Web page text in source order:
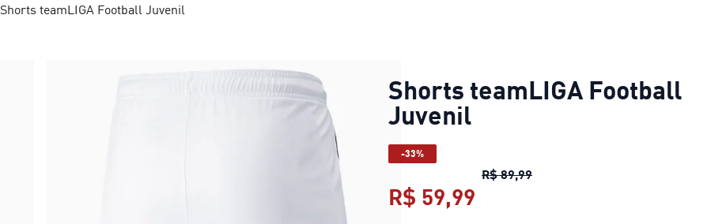
Shorts teamLIGA Football Juvenil
Shorts teamLIGA Football
Juvenil
-33%
R$ 89,99Shorts teamLIGA Football
R$ 59,99